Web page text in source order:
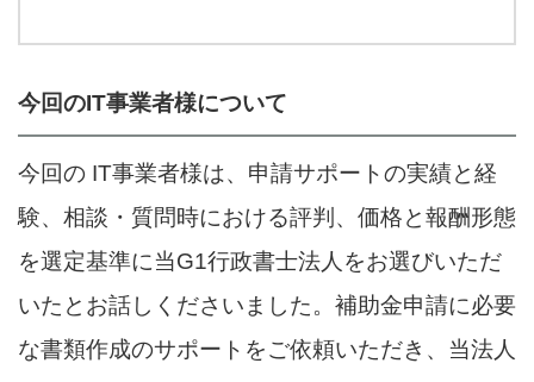
今回のIT事業者様について
今回の IT事業者様は、申請サポートの実績と経
験、相談・質問時における評判、価格と報酬形態
を選定基準に当G1行政書士法人をお選びいただ
いたとお話しくださいました。補助金申請に必要
な書類作成のサポートをご依頼いただき、当法人